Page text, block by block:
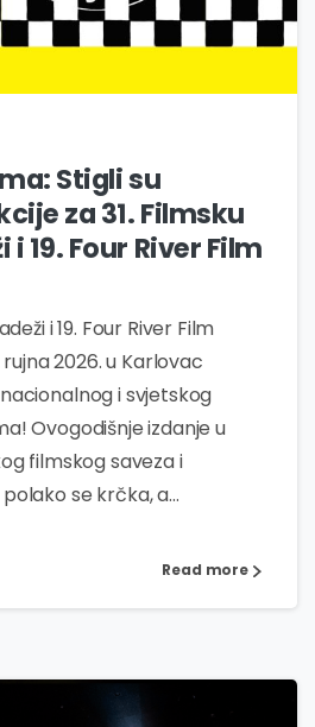
1
Stigli su
za 31. Filmsku
19. Four River Film
i 19. Four River Film
rujna 2026. u Karlovac
i svjetskog
Ovogodišnje izdanje u
filmskog saveza i
se krčka, a...
Read more